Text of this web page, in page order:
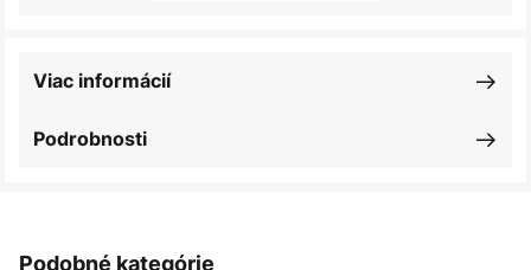
Podrobnosti
Viac informácií
Podobné kategórie